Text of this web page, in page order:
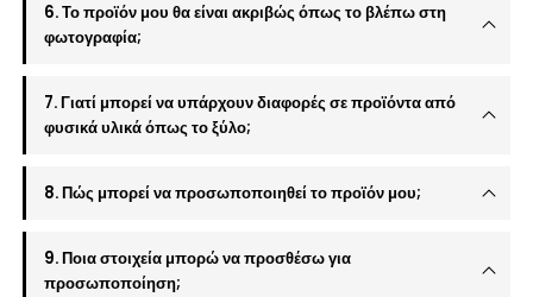
6. Το προϊόν μου θα είναι ακριβώς όπως το βλέπω στη
φωτογραφία;
7. Γιατί μπορεί να υπάρχουν διαφορές σε προϊόντα από
φυσικά υλικά όπως το ξύλο;
8. Πώς μπορεί να προσωποποιηθεί το προϊόν μου;
9. Ποια στοιχεία μπορώ να προσθέσω για
προσωποποίηση;